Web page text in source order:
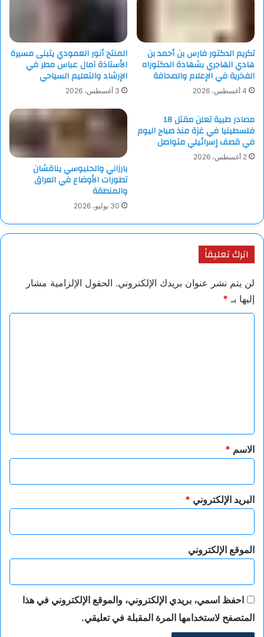
تكريم الدكتور فارس بن أحمد بن
هادي الهاجري بشهادة الدكتوراه
الفخرية في الإعلام والصحافة
4 أغسطس، 2026
المنتج أنور العمودي يتبنى مسيرة
الأستاذة آمال عباس مطر في
الإرشاد والتعليم السياحي
3 أغسطس، 2026
مصادر طبية تعلن مقتل 18
فلسطينيا في غزة منذ صباح اليوم
في قصف إسرائيلي متواصل
2 أغسطس، 2026
بارزاني والحلبوسي يناقشان
تطورات الأوضاع في العراق
والمنطقة
30 يوليو، 2026
اترك تعليقاً
لن يتم نشر عنوان بريدك الإلكتروني. الحقول الإلزامية مشار
إليها بـ *
*
الاسم *
البريد الإلكتروني *
الموقع الإلكتروني
احفظ اسمي، بريدي الإلكتروني، والموقع الإلكتروني في هذا
المتصفح لاستخدامها المرة المقبلة في تعليقي.